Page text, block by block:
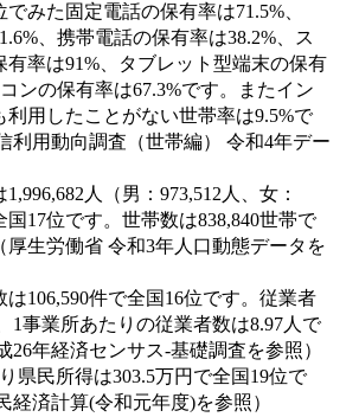
みた固定電話の保有率は71.5%、
、携帯電話の保有率は38.2%、ス
有率は91%、タブレット型端末の保有
ンの保有率は67.3%です。またイン
利用したことがない世帯率は9.5%で
利用動向調査（世帯編） 令和4年デー
人（男：973,512人、女：
国17位です。世帯数は838,840世帯で
厚生労働省 令和3年人口動態データを
106,590件で全国16位です。従業者
1事業所あたりの従業者数は8.97人で
26年経済センサス‐基礎調査を参照）
県民所得は303.5万円で全国19位で
経済計算(令和元年度)を参照）